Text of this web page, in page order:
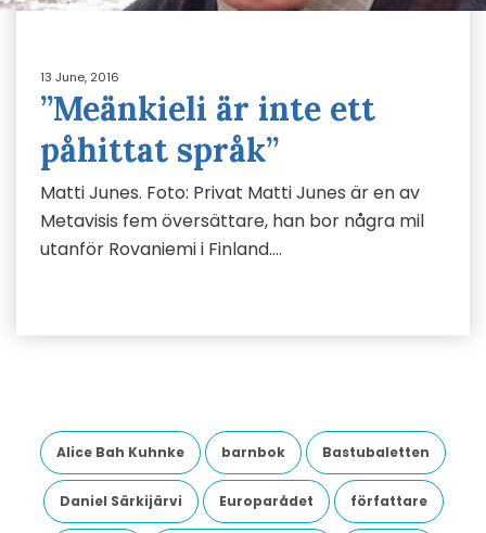
13 June, 2016
”Meänkieli är inte ett
påhittat språk”
Matti Junes. Foto: Privat Matti Junes är en av
Metavisis fem översättare, han bor några mil
utanför Rovaniemi i Finland….
Alice Bah Kuhnke barnbok Bastubaletten
Daniel Särkijärvi Europarådet författare